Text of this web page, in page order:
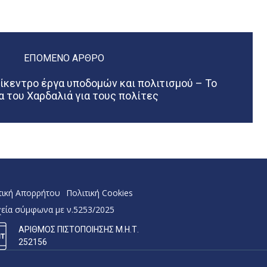
ΕΠΌΜΕΝΟ ΆΡΘΡΟ
έργα υποδομών και πολιτισμού – Το
του Χαρδαλιά για τους πολίτες
Απορρήτου
Πολιτική Cookies
σύμφωνα με ν.5253/2025
ΑΡΙΘΜΟΣ ΠΙΣΤΟΠΟΙΗΣΗΣ Μ.Η.Τ.
252156